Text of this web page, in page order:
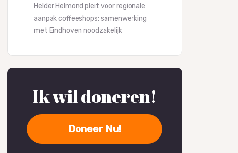
Helder Helmond pleit voor regionale
aanpak coffeeshops: samenwerking
met Eindhoven noodzakelijk
Ik wil doneren!
Doneer Nu!